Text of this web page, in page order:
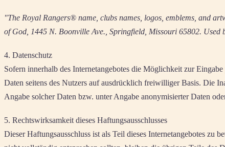
"The Royal Rangers® name, clubs names, logos, emblems, and
of God, 1445 N. Boonville Ave., Springfield, Missouri 65802. Used
4. Datenschutz
Sofern innerhalb des Internetangebotes die Möglichkeit zur
Daten seitens des Nutzers auf ausdrücklich freiwilliger Basis. Die
Angabe solcher Daten bzw. unter Angabe anonymisierter Daten
5. Rechtswirksamkeit dieses Haftungsausschlusses
Dieser Haftungsausschluss ist als Teil dieses Internetangebotes zu